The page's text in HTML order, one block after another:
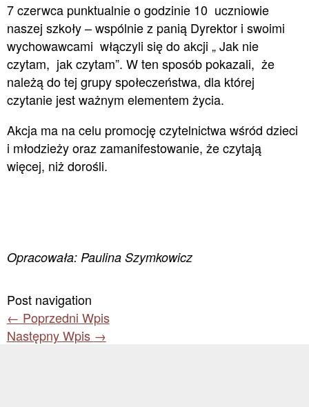
7 czerwca punktualnie o godzinie 10 uczniowie
naszej szkoły – wspólnie z panią Dyrektor i swoimi
wychowawcami włączyli się do akcji „ Jak nie
czytam, jak czytam”. W ten sposób pokazali, że
należą do tej grupy społeczeństwa, dla której
czytanie jest ważnym elementem życia.
Akcja ma na celu promocję czytelnictwa wśród dzieci
i młodzieży oraz zamanifestowanie, że czytają
więcej, niż dorośli.
Opracowała: Paulina Szymkowicz
Post navigation
← Poprzedni Wpis
Następny Wpis →